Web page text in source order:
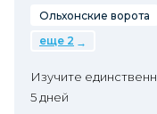
Ольхонские ворота
еще 2
Изучите
5 дней